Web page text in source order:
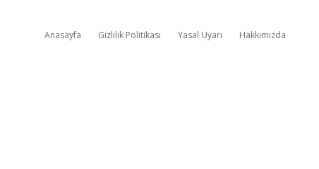
Anasayfa Gizlilik Politikası Yasal Uyarı Hakkımızda